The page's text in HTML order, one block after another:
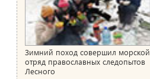
Зимний поход совершил морской
отряд православных следопытов
Лесного